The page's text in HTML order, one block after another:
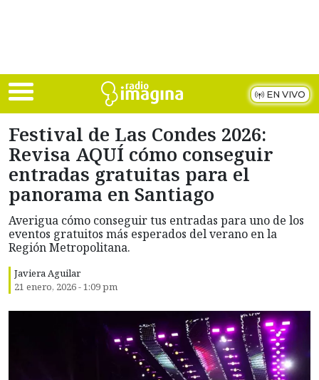
EN VIVO
Festival de Las Condes 2026:
Revisa AQUÍ cómo conseguir
entradas gratuitas para el
panorama en Santiago
Averigua cómo conseguir tus entradas para uno de los
eventos gratuitos más esperados del verano en la
Región Metropolitana.
Javiera Aguilar
21 enero, 2026 - 1:09 pm